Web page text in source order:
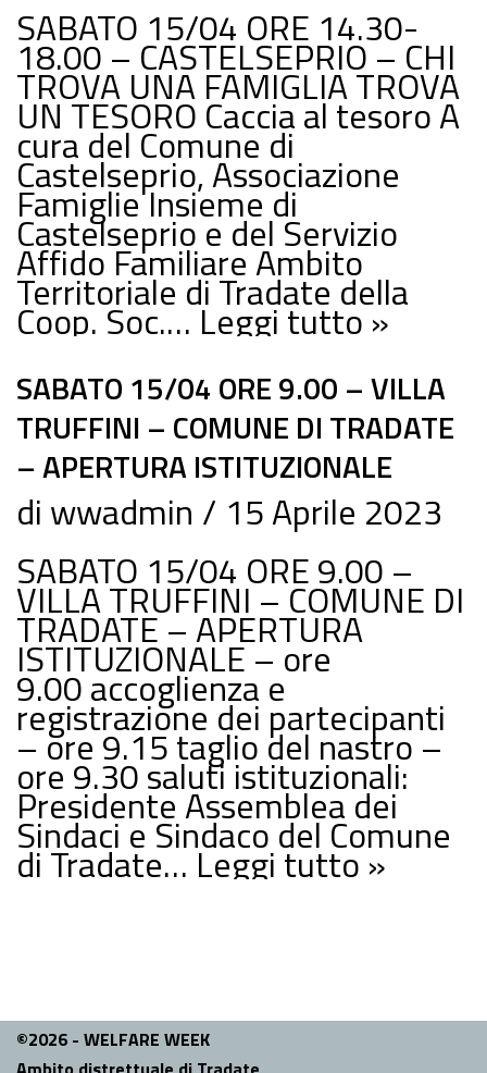
SABATO 15/04 ORE 14.30-
18.00 – CASTELSEPRIO – CHI
TROVA UNA FAMIGLIA TROVA
UN TESORO Caccia al tesoro A
cura del Comune di
Castelseprio, Associazione
Famiglie Insieme di
Castelseprio e del Servizio
Affido Familiare Ambito
Territoriale di Tradate della
Coop. Soc.…Leggi tutto »
SABATO 15/04 ORE 9.00 – VILLA
TRUFFINI – COMUNE DI TRADATE
– APERTURA ISTITUZIONALE
di wwadmin
15 Aprile 2023
SABATO 15/04 ORE 9.00 –
VILLA TRUFFINI – COMUNE DI
TRADATE – APERTURA
ISTITUZIONALE – ore
9.00 accoglienza e
registrazione dei partecipanti
– ore 9.15 taglio del nastro –
ore 9.30 saluti istituzionali:
Presidente Assemblea dei
Sindaci e Sindaco del Comune
di Tradate…Leggi tutto »
©2026 - WELFARE WEEK